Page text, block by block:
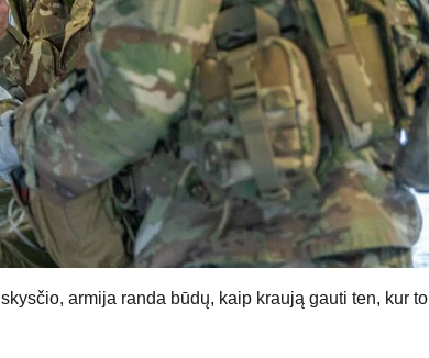
armija randa būdų, kaip kraują gauti ten, kur to